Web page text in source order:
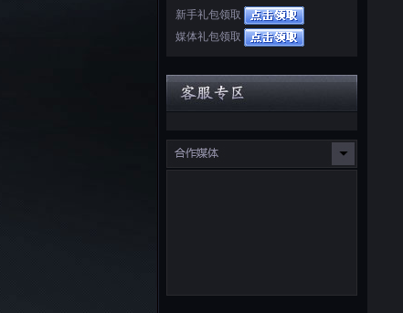
新手礼包领取
媒体礼包领取